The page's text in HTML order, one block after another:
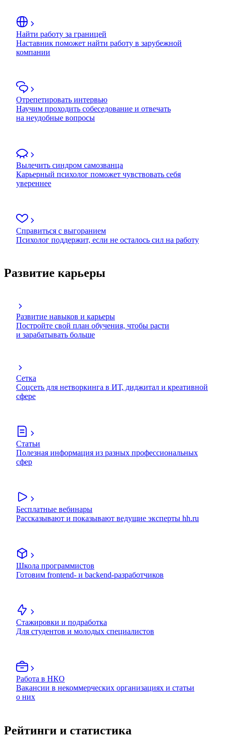
Найти работу за границей
Наставник поможет найти работу в зарубежной
компании
Отрепетировать интервью
Научим проходить собеседование и отвечать
на неудобные вопросы
Вылечить синдром самозванца
Карьерный психолог поможет чувствовать себя
увереннее
Справиться с выгоранием
Психолог поддержит, если не осталось сил на работу
Развитие карьеры
Развитие навыков и карьеры
Постройте свой план обучения, чтобы расти
и зарабатывать больше
Сетка
Соцсеть для нетворкинга в ИТ, диджитал и креативной
сфере
Статьи
Полезная информация из разных профессиональных
сфер
Бесплатные вебинары
Рассказывают и показывают ведущие эксперты hh.ru
Школа программистов
Готовим frontend- и backend-разработчиков
Стажировки и подработка
Для студентов и молодых специалистов
Работа в НКО
Вакансии в некоммерческих организациях и статьи
о них
Рейтинги и статистика